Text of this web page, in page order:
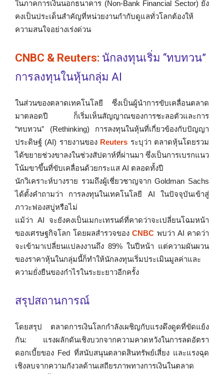
ในภาคการเงินนอกธนาคาร (Non-Bank Financial Sector) ยัง
คงเป็นประเด็นสำคัญที่หน่วยงานกำกับดูแลทั่วโลกต้องให้
ความสนใจอย่างเร่งด่วน
CNBC & Reuters: นักลงทุนเริ่ม “ทบทวน”
การลงทุนในหุ้นกลุ่ม AI
ในส่วนของตลาดเทคโนโลยี ซึ่งเป็นผู้นำการขับเคลื่อนตลาด
มาตลอดปี ก็เริ่มเห็นสัญญาณของการชะลอตัวและการ
“ทบทวน” (Rethinking) การลงทุนในหุ้นที่เกี่ยวข้องกับปัญญา
ประดิษฐ์ (AI) รายงานของ Reuters ระบุว่า ตลาดหุ้นโดยรวม
ได้ขยายช่วงขาลงในช่วงสัปดาห์ที่ผ่านมา ซึ่งเป็นการเบรกแนว
โน้มขาขึ้นที่ขับเคลื่อนด้วยกระแส AI ตลอดทั้งปี
นักวิเคราะห์บางราย รวมถึงผู้เชี่ยวชาญจาก Goldman Sachs
ได้ตั้งคำถามว่า การลงทุนในเทคโนโลยี AI ในปัจจุบันเข้าสู่
ภาวะฟองสบู่หรือไม่
แม้ว่า AI จะยังคงเป็นเมกะเทรนด์ที่คาดว่าจะเปลี่ยนโฉมหน้า
ของเศรษฐกิจโลก โดยผลสำรวจของCNBC พบว่า AI คาดว่า
จะเข้ามาเปลี่ยนแปลงงานถึง 89% ในปีหน้า แต่ความผันผวน
ของราคาหุ้นในกลุ่มนี้ก็ทำให้นักลงทุนเริ่มประเมินมูลค่าและ
ความยั่งยืนของกำไรในระยะยาวอีกครั้ง
สรุปสถานการณ์
โดยสรุป ตลาดการเงินโลกกำลังเผชิญกับแรงดึงดูดที่ขัดแย้ง
กัน: แรงผลักดันเชิงบวกจากความคาดหวังในการลดอัตรา
ดอกเบี้ยของ Fed ที่สนับสนุนตลาดสินทรัพย์เสี่ยง และแรงฉุด
เชิงลบจากความกังวลด้านเสถียรภาพทางการเงินในตลาด